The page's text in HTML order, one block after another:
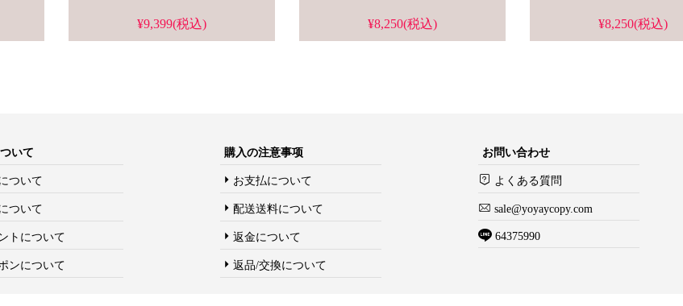
¥9,399(税込) ¥8,250(税込) ¥8,250(税込)
いて
ついて
ついて
トについて
ンについて
購入の注意事项
お支払について
配送送料について
返金について
返品/交換について
お問い合わせ
よくある質問
sale@yoyaycopy.com
64375990